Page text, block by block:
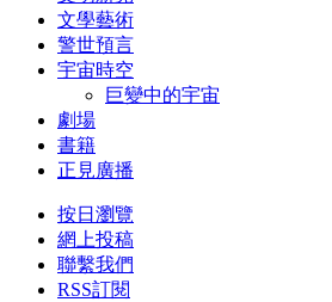
文學藝術
警世預言
宇宙時空
巨變中的宇宙
劇場
書籍
正見廣播
按日瀏覽
網上投稿
聯繫我們
RSS訂閱